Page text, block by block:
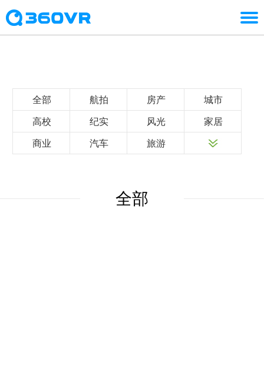
全部 航拍 房产 城市
高校 纪实 风光 家居
商业 汽车 旅游
全部